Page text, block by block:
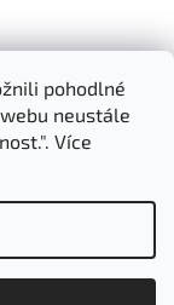
pohodlné
neustále
Více